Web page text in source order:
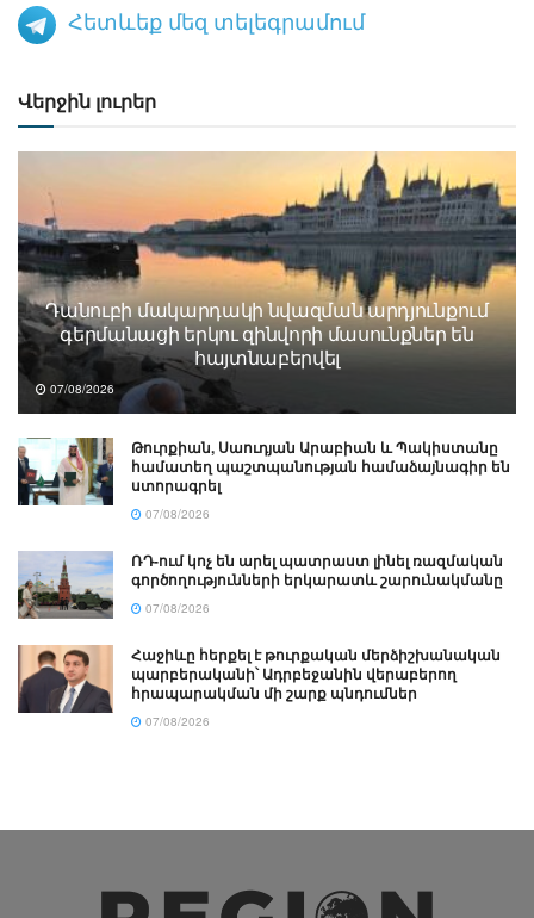
Հետևեք մեզ տելեգրամում
Վերջին լուրեր
Դանուբի մակարդակի նվազման արդյունքում
գերմանացի երկու զինվորի մասունքներ են
հայտնաբերվել
07/08/2026
Թուրքիան, Սաուդյան Արաբիան և Պակիստանը
համատեղ պաշտպանության համաձայնագիր են
ստորագրել
07/08/2026
ՌԴ-ում կոչ են արել պատրաստ լինել ռազմական
գործողությունների երկարատև շարունակմանը
07/08/2026
Հաջիևը հերքել է թուրքական մերձիշխանական
պարբերականի՝ Ադրբեջանին վերաբերող
հրապարակման մի շարք պնդումներ
07/08/2026